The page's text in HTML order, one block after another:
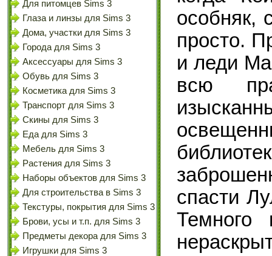
Для питомцев Sims 3
Глаза и линзы для Sims 3
Дома, участки для Sims 3
Города для Sims 3
Аксессуары для Sims 3
Обувь для Sims 3
Косметика для Sims 3
Транспорт для Sims 3
Скины для Sims 3
Еда для Sims 3
Мебель для Sims 3
Растения для Sims 3
Наборы объектов для Sims 3
Для строительства в Sims 3
Текстуры, покрытия для Sims 3
Брови, усы и т.п. для Sims 3
Предметы декора для Sims 3
Игрушки для Sims 3
особняк,
просто.
и леди
всю
спасти
Темного